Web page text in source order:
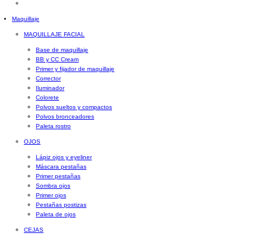
Maquillaje
MAQUILLAJE FACIAL
Base de maquillaje
BB y CC Cream
Primer y fijador de maquillaje
Corrector
Iluminador
Colorete
Polvos sueltos y compactos
Polvos bronceadores
Paleta rostro
OJOS
Lápiz ojos y eyeliner
Máscara pestañas
Primer pestañas
Sombra ojos
Primer ojos
Pestañas postizas
Paleta de ojos
CEJAS